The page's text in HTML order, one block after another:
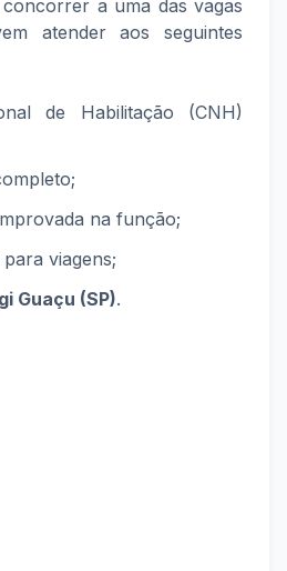
concorrer a uma das vagas
atender aos seguintes
de Habilitação (CNH)
na função;
viagens;
Guaçu (SP).